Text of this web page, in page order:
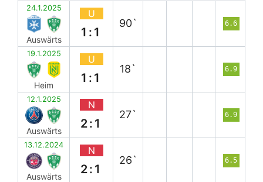
24.1.2025
Auswärts
U
1:1
90` 6.6
19.1.2025
Heim
U
1:1
18` 6.9
12.1.2025
Auswärts
N
2:1
27` 6.9
13.12.2024
Auswärts
N
2:1
26` 6.5